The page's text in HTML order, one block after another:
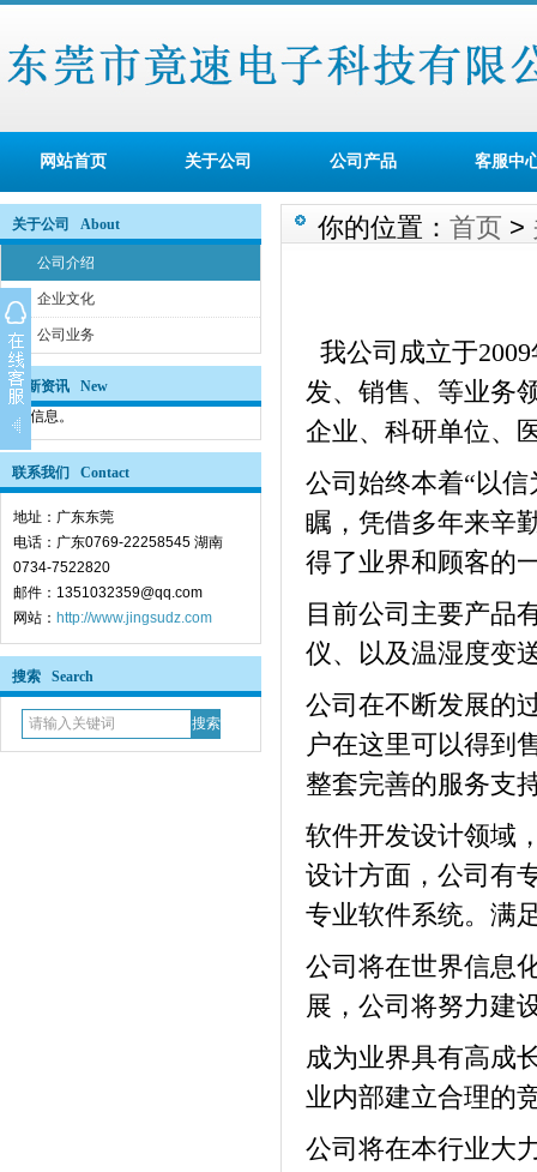
网站首页 关于公司 公司产品 客服中
关于公司 About
公司介绍
企业文化
公司业务
最新资讯 New
暂无信息。
联系我们 Contact
地址：广东东莞
电话：广东0769-22258545 湖南
0734-7522820
邮件：1351032359@qq.com
网站： http://www.jingsudz.com
搜索 Search
你的位置： 首页 >
我公司成立于2009
发、销售、等业务
企业、科研单位、
公司始终本着“以信
瞩，凭借多年来辛
得了业界和顾客的
目前公司主要产品
仪、以及温湿度变
公司在不断发展的
户在这里可以得到
整套完善的服务支
软件开发设计领域
设计方面，公司有
专业软件系统。满
公司将在世界信息
展，公司将努力建
成为业界具有高成
业内部建立合理的
公司将在本行业大